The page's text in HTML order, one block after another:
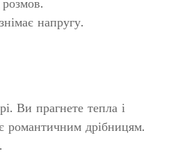
розмов.
напругу.
Ви прагнете тепла і
романтичним дрібницям.